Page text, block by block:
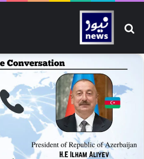
تلاش کیجیے